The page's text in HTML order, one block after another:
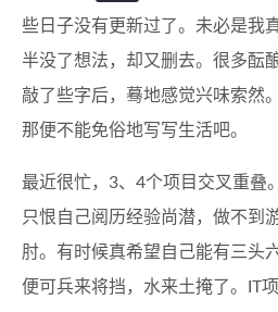
些日子没有更新过了。未必是我
半没了想法，却又删去。很多酝
敲了些字后，蓦地感觉兴味索然
那便不能免俗地写写生活吧。
最近很忙，3、4个项目交叉重叠
只恨自己阅历经验尚潜，做不到
肘。有时候真希望自己能有三头
便可兵来将挡，水来土掩了。IT